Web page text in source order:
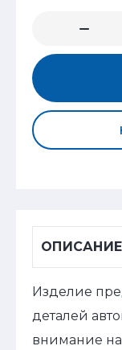
ОПИСАНИЕ
Изделие
деталей
внимание